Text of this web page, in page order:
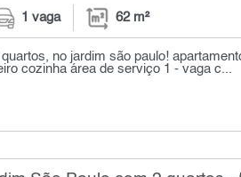
1 vaga 62 m²
no jardim são paulo!
cozinha área de serviço 1 - vaga c...